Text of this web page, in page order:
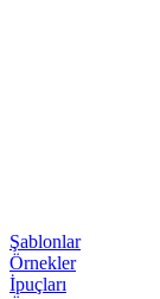
Şablonlar
Örnekler
İpuçları